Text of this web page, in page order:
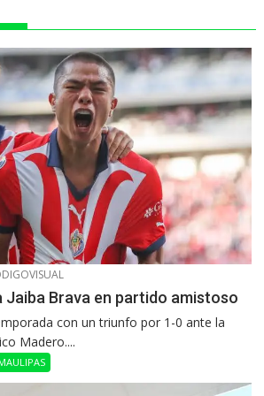
Jaiba Brava en partido amistoso
con un triunfo por 1-0 ante la
Madero....